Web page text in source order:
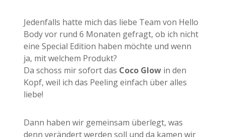
Jedenfalls hatte mich das liebe Team von Hello
Body vor rund 6 Monaten gefragt, ob ich nicht
eine Special Edition haben möchte und wenn
ja, mit welchem Produkt?
Da schoss mir sofort das Coco Glow in den
Kopf, weil ich das Peeling einfach über alles
liebe!
Dann haben wir gemeinsam überlegt, was
denn verändert werden soll und da kamen wir